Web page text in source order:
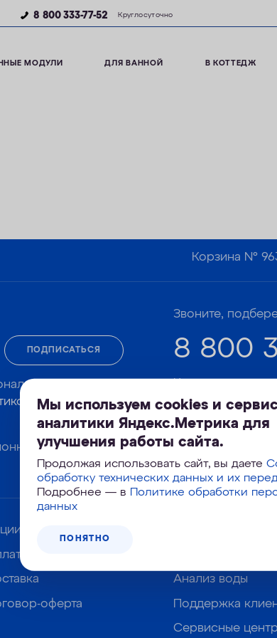
8 800 333-77-52 Круглосуточно
МОДУЛИ ДЛЯ ВАННОЙ В КОТТЕДЖ
Мы используем cookies и сервис
аналитики Яндекс.Метрика для
улучшения работы сайта.
Продолжая использовать сайт, вы даете
обработку технических данных и их
Подробнее — в Политике обработки
данных
ПОНЯТНО
Корзина №
ПОДПИСАТЬСЯ
данных и
обработки и
и рекламных
Звоните,
8 800
оферта
Анализ воды
Поддержка
Сервисные